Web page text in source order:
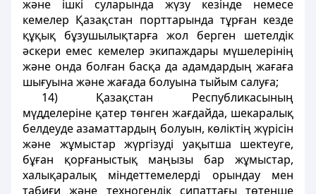
және iшкi суларында жүзу кезiнде немесе
кемелер Қазақстан порттарында тұрған кезде
құқық бұзушылықтарға жол берген шетелдiк
әскери емес кемелер экипаждары мүшелерiнiң
және онда болған басқа да адамдардың жағаға
шығуына және жағада болуына тыйым салуға;
14) Қазақстан Республикасының
мүдделерiне қатер төнген жағдайда, шекаралық
белдеуде азаматтардың болуын, көлiктiң жүрiсiн
және жұмыстар жүргiзудi уақытша шектеуге,
бұған қорғаныстық маңызы бар жұмыстар,
халықаралық мiндеттемелердi орындау мен
табиғи және техногендiк сипаттағы төтенше